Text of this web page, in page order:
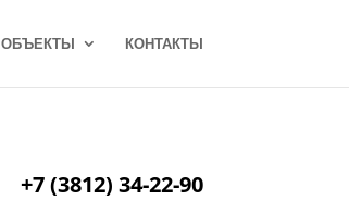
ОБЪЕКТЫ КОНТАКТЫ
+7 (3812) 34-22-90